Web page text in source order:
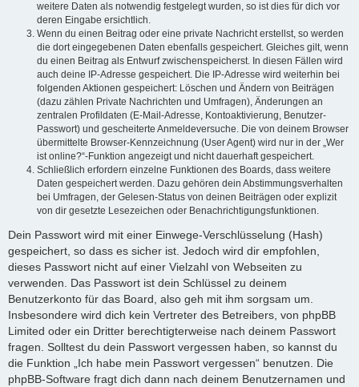
weitere Daten als notwendig festgelegt wurden, so ist dies für dich vor
deren Eingabe ersichtlich.
Wenn du einen Beitrag oder eine private Nachricht erstellst, so werden
die dort eingegebenen Daten ebenfalls gespeichert. Gleiches gilt, wenn
du einen Beitrag als Entwurf zwischenspeicherst. In diesen Fällen wird
auch deine IP-Adresse gespeichert. Die IP-Adresse wird weiterhin bei
folgenden Aktionen gespeichert: Löschen und Ändern von Beiträgen
(dazu zählen Private Nachrichten und Umfragen), Änderungen an
zentralen Profildaten (E-Mail-Adresse, Kontoaktivierung, Benutzer-
Passwort) und gescheiterte Anmeldeversuche. Die von deinem Browser
übermittelte Browser-Kennzeichnung (User Agent) wird nur in der „Wer
ist online?“-Funktion angezeigt und nicht dauerhaft gespeichert.
Schließlich erfordern einzelne Funktionen des Boards, dass weitere
Daten gespeichert werden. Dazu gehören dein Abstimmungsverhalten
bei Umfragen, der Gelesen-Status von deinen Beiträgen oder explizit
von dir gesetzte Lesezeichen oder Benachrichtigungsfunktionen.
Dein Passwort wird mit einer Einwege-Verschlüsselung (Hash)
gespeichert, so dass es sicher ist. Jedoch wird dir empfohlen,
dieses Passwort nicht auf einer Vielzahl von Webseiten zu
verwenden. Das Passwort ist dein Schlüssel zu deinem
Benutzerkonto für das Board, also geh mit ihm sorgsam um.
Insbesondere wird dich kein Vertreter des Betreibers, von phpBB
Limited oder ein Dritter berechtigterweise nach deinem Passwort
fragen. Solltest du dein Passwort vergessen haben, so kannst du
die Funktion „Ich habe mein Passwort vergessen“ benutzen. Die
phpBB-Software fragt dich dann nach deinem Benutzernamen und